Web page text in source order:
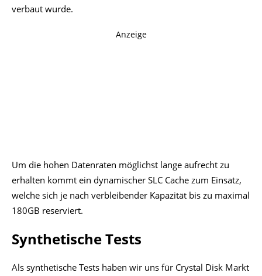
verbaut wurde.
Anzeige
Um die hohen Datenraten möglichst lange aufrecht zu
erhalten kommt ein dynamischer SLC Cache zum Einsatz,
welche sich je nach verbleibender Kapazität bis zu maximal
180GB reserviert.
Synthetische Tests
Als synthetische Tests haben wir uns für Crystal Disk Markt